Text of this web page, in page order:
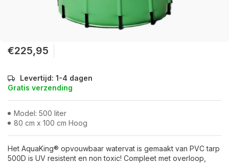
€225,95
Levertijd: 1-4 dagen
Gratis verzending
Model: 500 liter
80 cm x 100 cm Hoog
Het AquaKing® opvouwbaar watervat is gemaakt van PVC tarp
500D is UV resistent en non toxic! Compleet met overloop,